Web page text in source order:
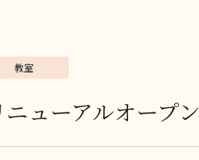
教室
ューアルオープン